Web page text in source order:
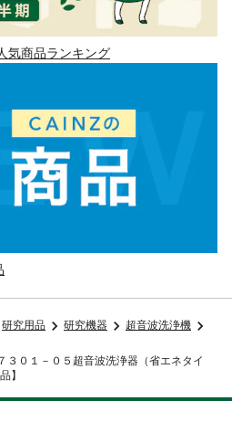
気商品ランキング
研究用品 研究機器
超音波洗浄機
３０１－０５超音波洗浄器（省エネタイ
】